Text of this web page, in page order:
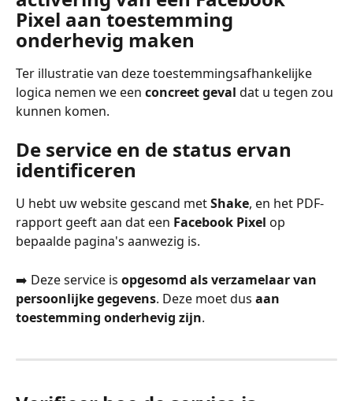
Pixel aan toestemming
onderhevig maken
Ter illustratie van deze toestemmingsafhankelijke
logica nemen we een concreet geval dat u tegen zou
kunnen komen.
De service en de status ervan
identificeren
U hebt uw website gescand met Shake, en het PDF-
rapport geeft aan dat een Facebook Pixel op
bepaalde pagina's aanwezig is.
➡️ Deze service is opgesomd als verzamelaar van
persoonlijke gegevens. Deze moet dus aan
toestemming onderhevig zijn.